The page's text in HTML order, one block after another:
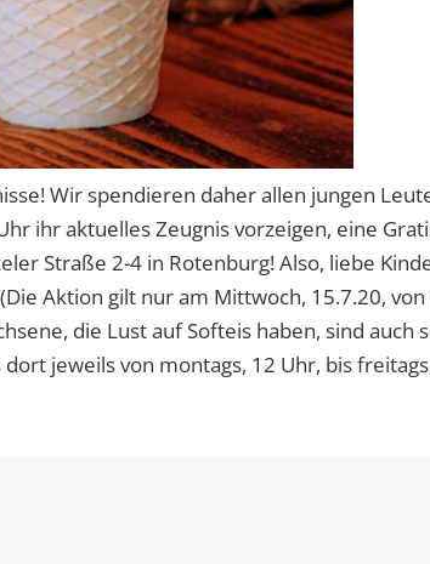
Wir spendieren daher allen jungen
ihr aktuelles Zeugnis vorzeigen, eine
Straße 2-4 in Rotenburg! Also, liebe
Aktion gilt nur am Mittwoch, 15.7.20,
die Lust auf Softeis haben, sind auch
jeweils von montags, 12 Uhr, bis